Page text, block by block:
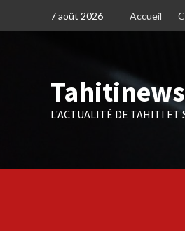
7 août 2026 Accueil
L'ACTUALITÉ DE TAHITI ET